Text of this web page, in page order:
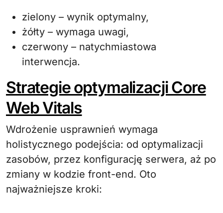
zielony – wynik optymalny,
żółty – wymaga uwagi,
czerwony – natychmiastowa
interwencja.
Strategie optymalizacji Core
Web Vitals
Wdrożenie usprawnień wymaga
holistycznego podejścia: od optymalizacji
zasobów, przez konfigurację serwera, aż po
zmiany w kodzie front-end. Oto
najważniejsze kroki: